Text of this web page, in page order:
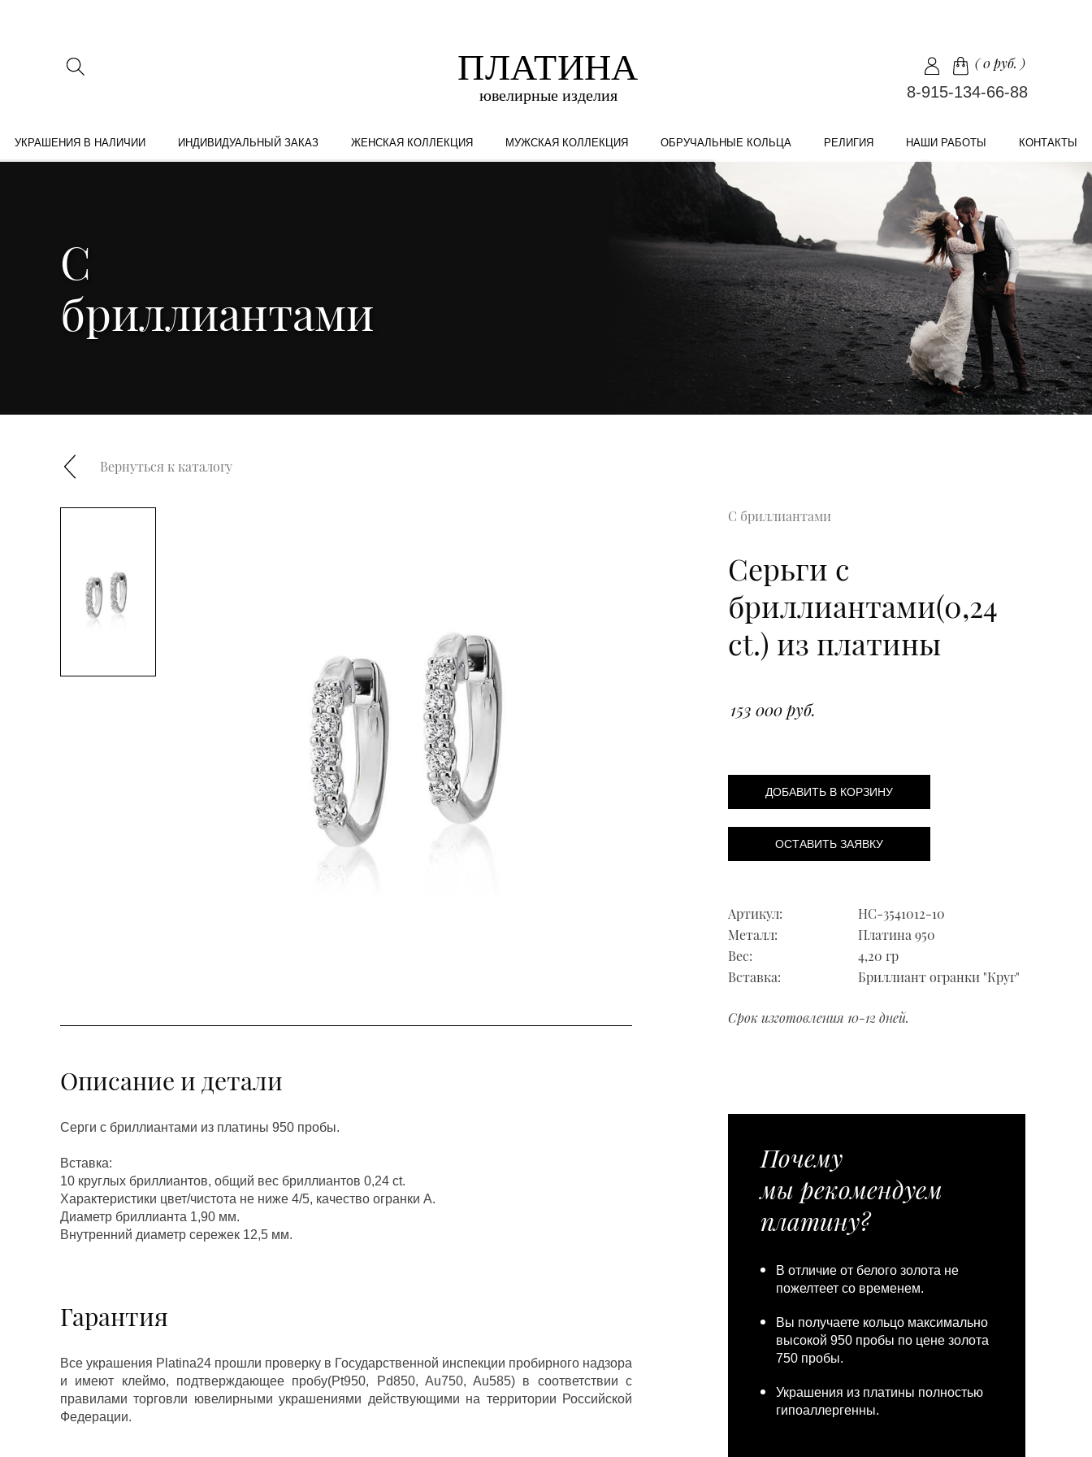
(0 руб. )
8-915-134-66-88
УКРАШЕНИЯ В НАЛИЧИИ ИНДИВИДУАЛЬНЫЙ ЗАКАЗ ЖЕНСКАЯ КОЛЛЕКЦИЯ МУЖСКАЯ КОЛЛЕКЦИЯ ОБРУЧАЛЬНЫЕ КОЛЬЦА РЕЛИГИЯ НАШИ РАБОТЫ КОНТАКТЫ
С
бриллиантами
Вернуться к каталогу
С бриллиантами
Серьги с
бриллиантами(0,24
ct.) из платины
153 000 руб.
ДОБАВИТЬ В КОРЗИНУ
ОСТАВИТЬ ЗАЯВКУ
Артикул:
НС-3541012-10
Металл:
Платина 950
Вес:
4,20 гр
Вставка:
Бриллиант огранки "Круг"
Срок изготовления 10-12 дней.
Описание и детали
Серги с бриллиантами из платины 950 пробы.
Вставка:
10 круглых бриллиантов, общий вес бриллиантов 0,24 ct.
Характеристики цвет/чистота не ниже 4/5, качество огранки А.
Диаметр бриллианта 1,90 мм.
Внутренний диаметр сережек 12,5 мм.
Гарантия
Все украшения Platina24 прошли проверку в Государственной инспекции пробирного надзора
и имеют клеймо, подтверждающее пробу(Pt950, Pd850, Au750, Au585) в соответствии с
правилами торговли ювелирными украшениями действующими на территории Российской
Федерации.
Почему
мы рекомендуем
платину?
В отличие от белого золота не
пожелтеет со временем.
Вы получаете кольцо максимально
высокой 950 пробы по цене золота
750 пробы.
Украшения из платины полностью
гипоаллергенны.